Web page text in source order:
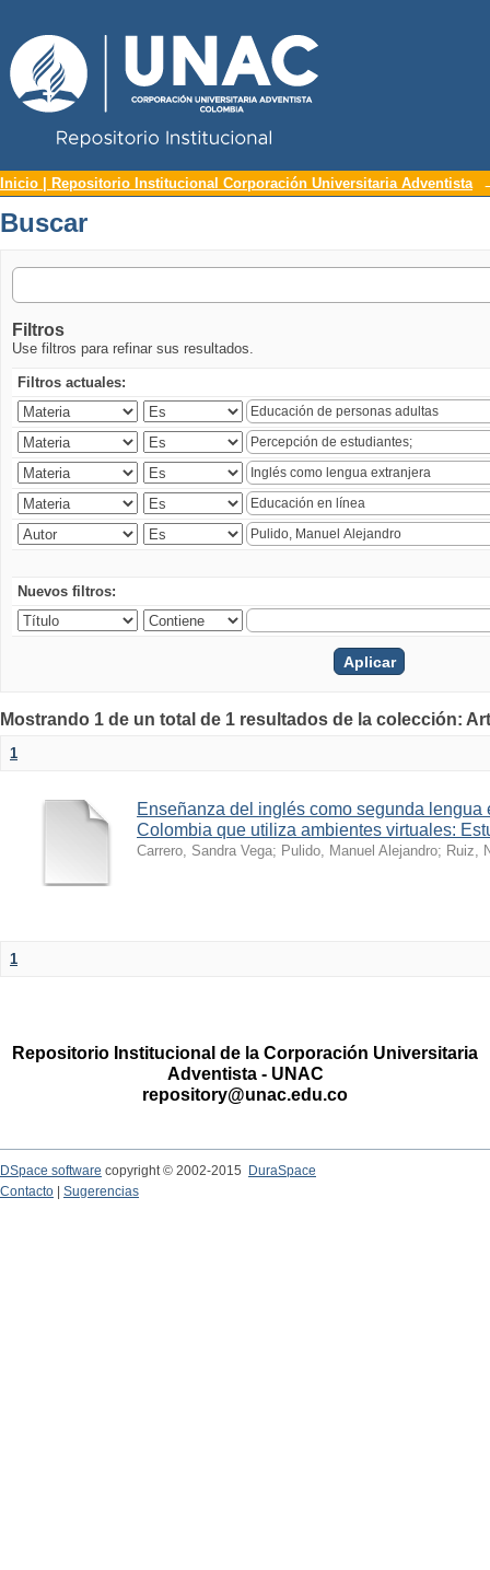
Buscar
Inicio | Repositorio Institucional Corporación Universitaria Adventista
Buscar
Filtros
Use filtros para refinar sus resultados.
Filtros actuales:
Nuevos filtros:
Mostrando 1 de un total de 1 resultados de la colección:
1
Enseñanza del inglés como segunda lengua
Colombia que utiliza ambientes virtuales:
Carrero, Sandra Vega; Pulido, Manuel Alejandro; Ruiz,
1
Repositorio Institucional de la Corporación Universitaria
Adventista - UNAC
repository@unac.edu.co
DSpace software copyright © 2002-2015
DuraSpace
Contacto
Sugerencias